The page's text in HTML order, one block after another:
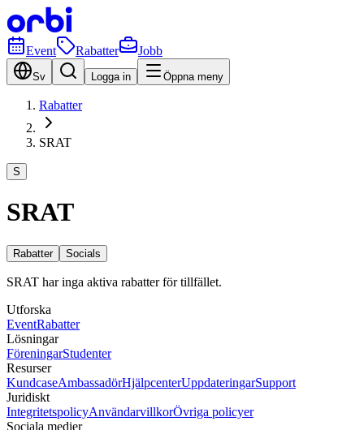
Event Rabatter Jobb
Sv Logga in Öppna meny
Rabatter
SRAT
S
SRAT
Rabatter Socials
SRAT har inga aktiva rabatter för tillfället.
Utforska
EventRabatter
Lösningar
FöreningarStudenter
Resurser
KundcaseAmbassadörHjälpcenterUppdateringarSupport
Juridiskt
IntegritetspolicyAnvändarvillkorÖvriga policyer
Sociala medier